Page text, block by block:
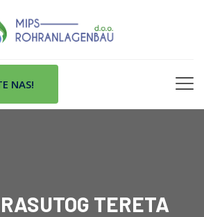
NAS!
TERETA